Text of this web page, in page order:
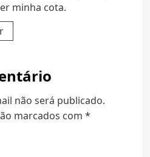
minha cota.
não será publicado.
marcados com *